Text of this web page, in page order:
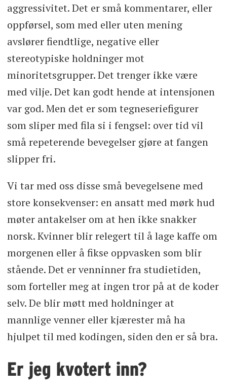
aggressivitet. Det er små kommentarer, eller
oppførsel, som med eller uten mening
avslører fiendtlige, negative eller
stereotypiske holdninger mot
minoritetsgrupper. Det trenger ikke være
med vilje. Det kan godt hende at intensjonen
var god. Men det er som tegneseriefigurer
som sliper med fila si i fengsel: over tid vil
små repeterende bevegelser gjøre at fangen
slipper fri.
Vi tar med oss disse små bevegelsene med
store konsekvenser: en ansatt med mørk hud
møter antakelser om at hen ikke snakker
norsk. Kvinner blir relegert til å lage kaffe om
morgenen eller å fikse oppvasken som blir
stående. Det er venninner fra studietiden,
som forteller meg at ingen tror på at de koder
selv. De blir møtt med holdninger at
mannlige venner eller kjærester må ha
hjulpet til med kodingen, siden den er så bra.
Er jeg kvotert inn?